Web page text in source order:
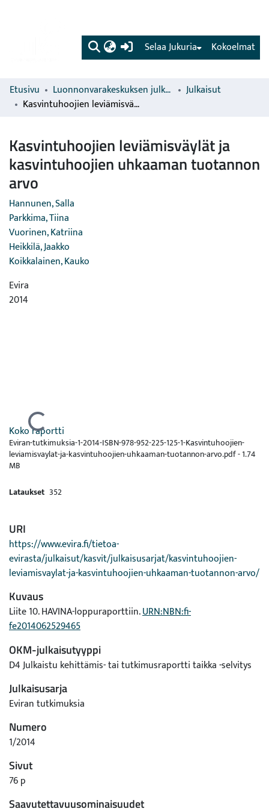
(current) Kokoelmat
Selaa Jukuria
Etusivu Luonnonvarakeskuksen julkaisut
Julkaisut
Kasvintuhoojien leviämisväylät ja kasvintuhoojien uhkaaman tuotannon arvo
Kasvintuhoojien leviämisväylät ja
kasvintuhoojien uhkaaman tuotannon
arvo
Hannunen, Salla
Parkkima, Tiina
Vuorinen, Katriina
Heikkilä, Jaakko
Koikkalainen, Kauko
Evira
2014
Ladataan...
Koko raportti
Eviran-tutkimuksia-1-2014-ISBN-978-952-225-125-1-Kasvintuhoojien-
leviamisvaylat-ja-kasvintuhoojien-uhkaaman-tuotannon-arvo.pdf -1.74
MB
Lataukset 352
URI
https://www.evira.fi/tietoa-
evirasta/julkaisut/kasvit/julkaisusarjat/kasvintuhoojien-
leviamisvaylat-ja-kasvintuhoojien-uhkaaman-tuotannon-arvo/
Kuvaus
Liite 10. HAVINA-loppuraporttiin.URN:NBN:fi-
fe2014062529465
OKM-julkaisutyyppi
D4 Julkaistu kehittämis- tai tutkimusraportti taikka -selvitys
Julkaisusarja
Eviran tutkimuksia
Numero
1/2014
Sivut
76 p
Saavutettavuusominaisuudet